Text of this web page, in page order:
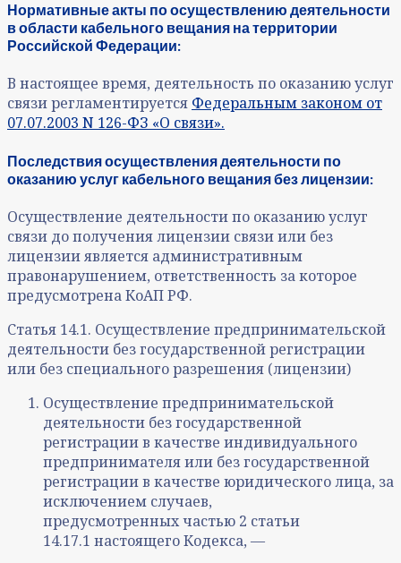
Нормативные акты по осуществлению деятельности
в области кабельного вещания на территории
Российской Федерации:
В настоящее время, деятельность по оказанию услуг
связи регламентируется Федеральным законом от
07.07.2003 N 126-ФЗ «О связи».
Последствия осуществления деятельности по
оказанию услуг кабельного вещания без лицензии:
Осуществление деятельности по оказанию услуг
связи до получения лицензии связи или без
лицензии является административным
правонарушением, ответственность за которое
предусмотрена КоАП РФ.
Статья 14.1. Осуществление предпринимательской
деятельности без государственной регистрации
или без специального разрешения (лицензии)
Осуществление предпринимательской
деятельности без государственной
регистрации в качестве индивидуального
предпринимателя или без государственной
регистрации в качестве юридического лица, за
исключением случаев,
предусмотренных частью 2 статьи
14.17.1 настоящего Кодекса, —